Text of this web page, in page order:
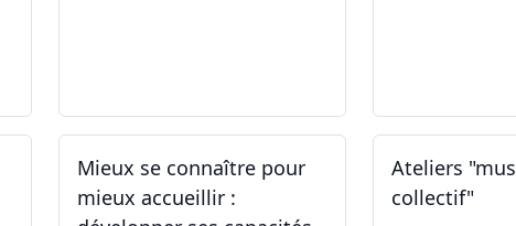
Mieux se connaître pour
mieux accueillir :
Ateliers
collectif"